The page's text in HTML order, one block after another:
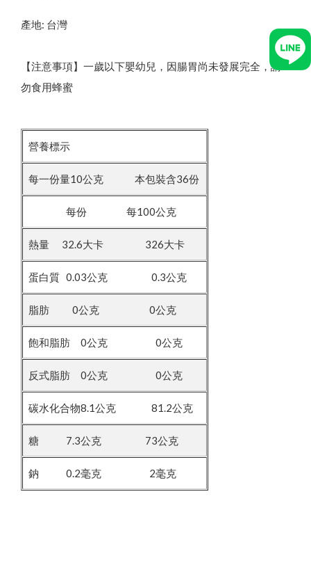
產地: 台灣
【注意事項】一歲以下嬰幼兒，因腸胃尚未發展完全，請
勿食用蜂蜜
營養標示
每一份量10公克 本包裝含36份
每份 每100公克
熱量 32.6大卡 326大卡
蛋白質 0.03公克 0.3公克
脂肪 0公克 0公克
飽和脂肪 0公克 0公克
反式脂肪 0公克 0公克
碳水化合物8.1公克 81.2公克
糖 7.3公克 73公克
鈉 0.2毫克 2毫克